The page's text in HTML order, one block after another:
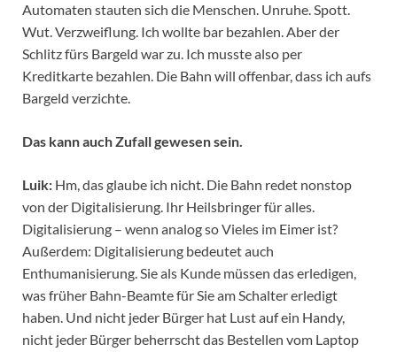
Automaten stauten sich die Menschen. Unruhe. Spott.
Wut. Verzweiflung. Ich wollte bar bezahlen. Aber der
Schlitz fürs Bargeld war zu. Ich musste also per
Kreditkarte bezahlen. Die Bahn will offenbar, dass ich aufs
Bargeld verzichte.
Das kann auch Zufall gewesen sein.
Luik: Hm, das glaube ich nicht. Die Bahn redet nonstop
von der Digitalisierung. Ihr Heilsbringer für alles.
Digitalisierung – wenn analog so Vieles im Eimer ist?
Außerdem: Digitalisierung bedeutet auch
Enthumanisierung. Sie als Kunde müssen das erledigen,
was früher Bahn-Beamte für Sie am Schalter erledigt
haben. Und nicht jeder Bürger hat Lust auf ein Handy,
nicht jeder Bürger beherrscht das Bestellen vom Laptop